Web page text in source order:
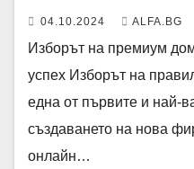
04.10.2024 ALFA.BG
Изборът на премиум
успех Изборът на
една от първите и най-
създаването на нова
онлайн…